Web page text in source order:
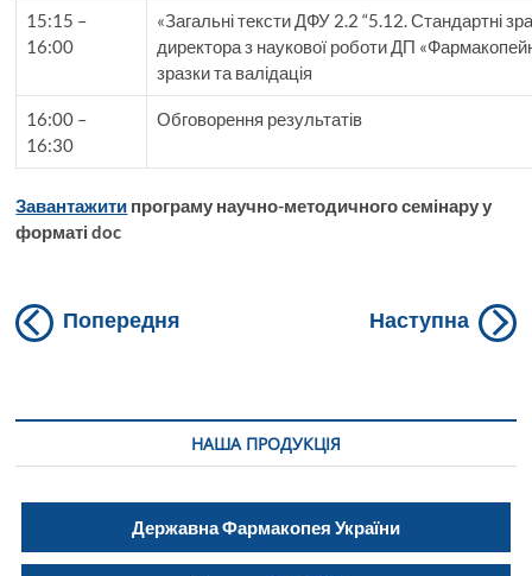
15:15 –
16:00
«Загальні тексти ДФУ 2.2 “5.12. Стандартні
директора з наукової роботи ДП
зразки та валідація
16:00 –
16:30
Обговорення результатів
Завантажити програму научно-методичногосемінару у
форматі doc
Навігація
Попередня Наступна
НАША ПРОДУКЦІЯ
Державна Фармакопея України